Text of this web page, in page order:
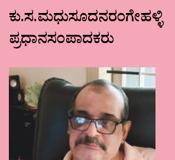
ಕು.ಸ.ಮಧುಸೂದನರಂಗೇಹಳ್ಳಿ
ಪ್ರಧಾನಸಂಪಾದಕರು